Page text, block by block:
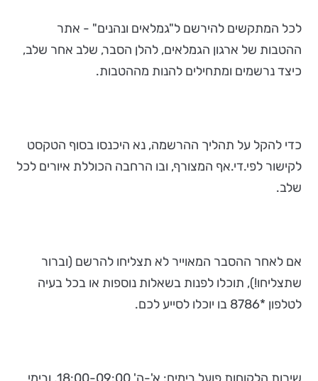
לכל המתקשים להירשם ל"גמלאים ונהנים" - אתר
ההטבות של ארגון הגמלאים, להלן הסבר, שלב אחר שלב,
כיצד נרשמים ומתחילים להנות מההטבות.
כדי להקל על תהליך ההרשמה, נא היכנסו בסוף הטקסט
לקישור לפי.די.אף המצורף, ובו הרחבה הכוללת איורים לכל
שלב.
אם לאחר ההסבר המאוייר לא תצליחו להרשם (וברור
שתצליחו!), תוכלו לפנות בשאלות נוספות או בכל בעיה
לטלפון *8786 בו יוכלו לסייע לכם.